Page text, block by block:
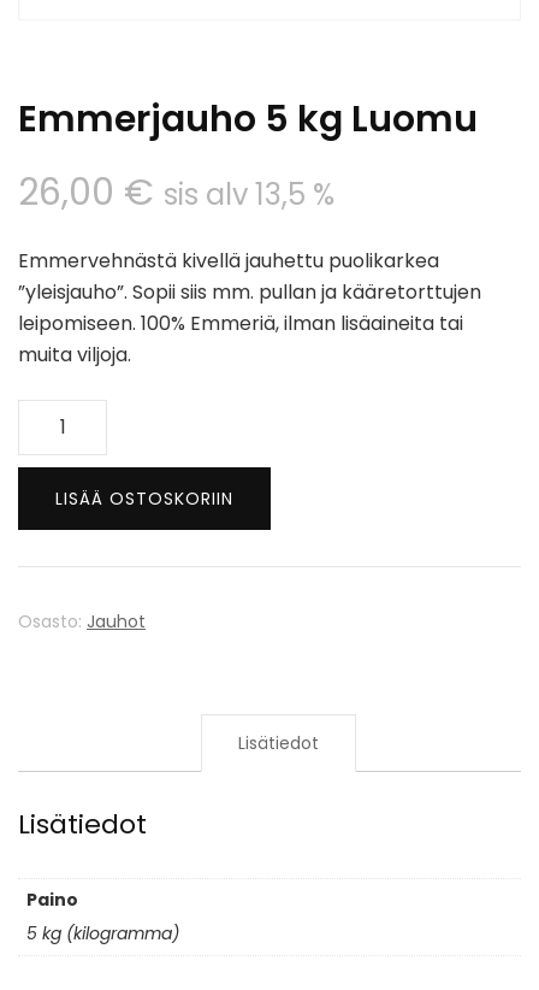
Emmerjauho 5 kg Luomu
26,00 € sis alv 13,5 %
Emmervehnästä kivellä jauhettu puolikarkea
”yleisjauho”. Sopii siis mm. pullan ja kääretorttujen
leipomiseen. 100% Emmeriä, ilman lisäaineita tai
muita viljoja.
Emmerjauho
kg
Luomu
määrä
LISÄÄ OSTOSKORIIN
Osasto: Jauhot
Lisätiedot
Lisätiedot
Paino
5 kg (kilogramma)